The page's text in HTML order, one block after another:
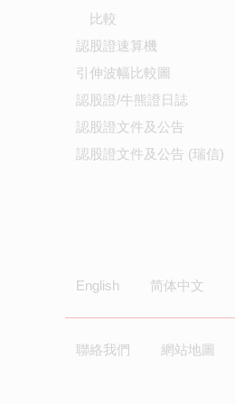
比較
認股證速算機
引伸波幅比較圖
認股證/牛熊證日誌
認股證文件及公告
認股證文件及公告 (瑞信)
English 简体中文
聯絡我們 網站地圖